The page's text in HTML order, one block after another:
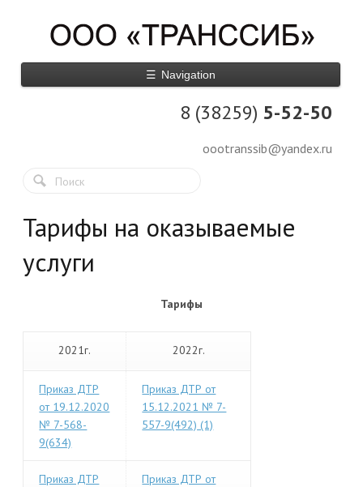
☰ Navigation
8 (38259) 5-52-50
oootranssib@yandex.ru
Тарифы на оказываемые
услуги
Тарифы
2021г. 2022г.
Приказ ДТР
от 19.12.2020
№ 7-568-
9(634)
Приказ ДТР от
15.12.2021 № 7-
557-9(492) (1)
Приказ ДТР
Приказ ДТР от